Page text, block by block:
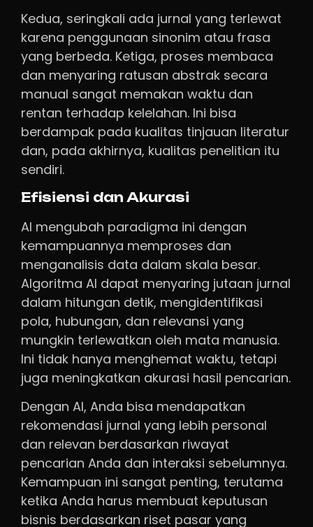
Kedua, seringkali ada jurnal yang terlewat
karena penggunaan sinonim atau frasa
yang berbeda. Ketiga, proses membaca
dan menyaring ratusan abstrak secara
manual sangat memakan waktu dan
rentan terhadap kelelahan. Ini bisa
berdampak pada kualitas tinjauan literatur
dan, pada akhirnya, kualitas penelitian itu
sendiri.
Efisiensi dan Akurasi
AI mengubah paradigma ini dengan
kemampuannya memproses dan
menganalisis data dalam skala besar.
Algoritma AI dapat menyaring jutaan jurnal
dalam hitungan detik, mengidentifikasi
pola, hubungan, dan relevansi yang
mungkin terlewatkan oleh mata manusia.
Ini tidak hanya menghemat waktu, tetapi
juga meningkatkan akurasi hasil pencarian.
Dengan AI, Anda bisa mendapatkan
rekomendasi jurnal yang lebih personal
dan relevan berdasarkan riwayat
pencarian Anda dan interaksi sebelumnya.
Kemampuan ini sangat penting, terutama
ketika Anda harus membuat keputusan
bisnis berdasarkan riset pasar yang